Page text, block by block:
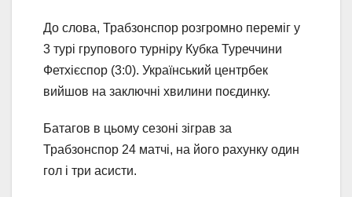
До слова, Трабзонспор розгромно переміг у
3 турі групового турніру Кубка Туреччини
Фетхієспор (3:0). Український центрбек
вийшов на заключні хвилини поєдинку.
Батагов в цьому сезоні зіграв за
Трабзонспор 24 матчі, на його рахунку один
гол і три асисти.